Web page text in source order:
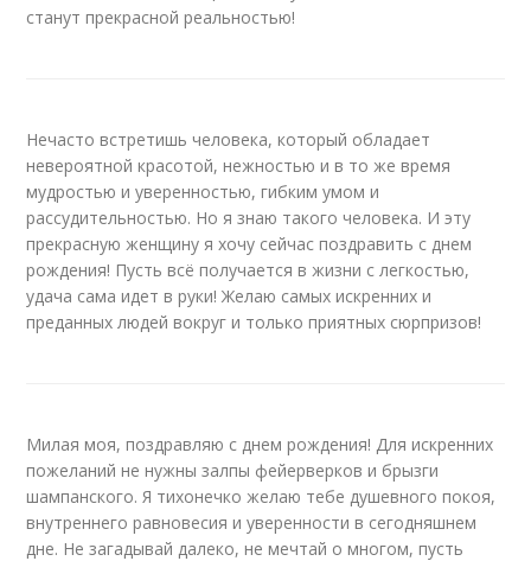
станут прекрасной реальностью!
Нечасто встретишь человека, который обладает
невероятной красотой, нежностью и в то же время
мудростью и уверенностью, гибким умом и
рассудительностью. Но я знаю такого человека. И эту
прекрасную женщину я хочу сейчас поздравить с днем
рождения! Пусть всё получается в жизни с легкостью,
удача сама идет в руки! Желаю самых искренних и
преданных людей вокруг и только приятных сюрпризов!
Милая моя, поздравляю с днем рождения! Для искренних
пожеланий не нужны залпы фейерверков и брызги
шампанского. Я тихонечко желаю тебе душевного покоя,
внутреннего равновесия и уверенности в сегодняшнем
дне. Не загадывай далеко, не мечтай о многом, пусть